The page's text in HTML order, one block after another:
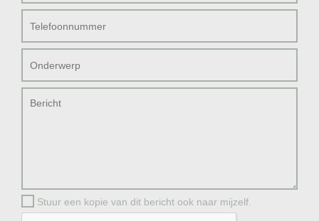
Stuur een kopie van dit bericht ook naar mijzelf.